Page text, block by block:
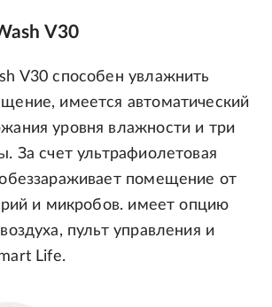
V30
V30 способен увлажнить
имеется автоматический
уровня влажности и три
За счет ультрафиолетовая
помещение от
и микробов. имеет опцию
пульт управления и
Life.